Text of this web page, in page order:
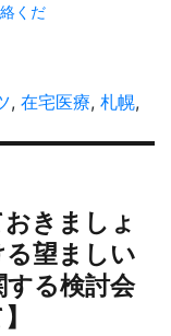
くだ
, 在宅医療, 札幌,
きましょ
る望ましい
る検討会